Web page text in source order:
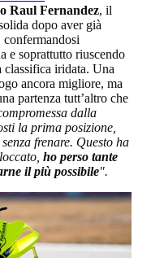
Raul Fernandez, il
dopo aver già
e soprattutto riuscendo
classifica iridata. Una
ancora migliore, ma
partenza tutt’altro che
dalla
la prima posizione,
frenare. Questo ha
ho perso tante
il più possibile".